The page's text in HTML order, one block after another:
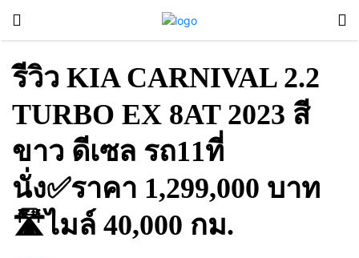
รีวิว KIA CARNIVAL 2.2
TURBO EX 8AT 2023 สี
ขาว ดีเซล รถ11ที่
นั่ง✅ราคา 1,299,000 บาท
🛣️ไมล์ 40,000 กม.